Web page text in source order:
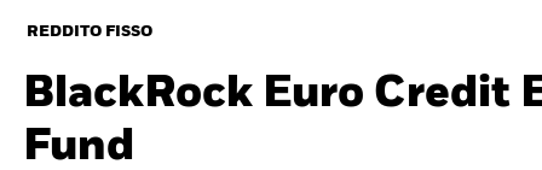
REDDITO FISSO
BlackRock Euro Credit
Fund